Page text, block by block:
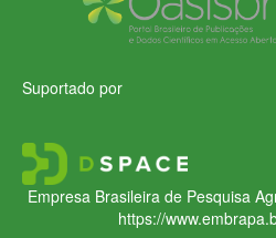
Suportado por
Empresa Brasileira de Pesquisa
https://